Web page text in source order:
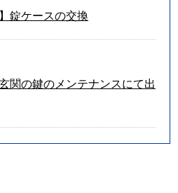
錠ケースの交換
関の鍵のメンテナンスにて出